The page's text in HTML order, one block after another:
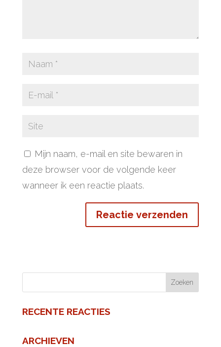
Mijn naam, e-mail en site bewaren in
deze browser voor de volgende keer
wanneer ik een reactie plaats.
RECENTE REACTIES
ARCHIEVEN